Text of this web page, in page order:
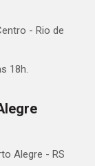
- Rio de
18h.
Alegre - RS